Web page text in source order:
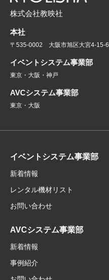
株式会社教映社
本社
〒535-0002 大阪市旭区大宮4-15-6
イベントシステム事業部
東京・大阪・神戸
AVCシステム事業部
東京・大阪
イベントシステム事業部
新着情報
レンタル機材リスト
お問い合わせ
AVCシステム事業部
新着情報
事例紹介